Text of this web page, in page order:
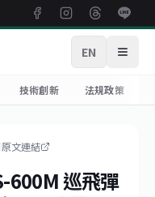
EN 開啟
技術創新 法規政策
原文連結
600M 巡飛彈